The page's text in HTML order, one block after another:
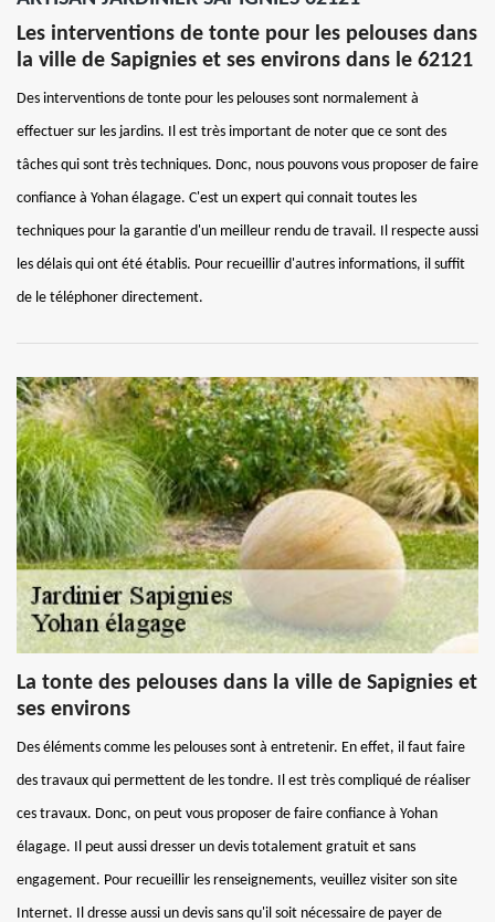
Les interventions de tonte pour les pelouses dans
la ville de Sapignies et ses environs dans le 62121
Des interventions de tonte pour les pelouses sont normalement à
effectuer sur les jardins. Il est très important de noter que ce sont des
tâches qui sont très techniques. Donc, nous pouvons vous proposer de faire
confiance à Yohan élagage. C'est un expert qui connait toutes les
techniques pour la garantie d'un meilleur rendu de travail. Il respecte aussi
les délais qui ont été établis. Pour recueillir d'autres informations, il suffit
de le téléphoner directement.
La tonte des pelouses dans la ville de Sapignies et
ses environs
Des éléments comme les pelouses sont à entretenir. En effet, il faut faire
des travaux qui permettent de les tondre. Il est très compliqué de réaliser
ces travaux. Donc, on peut vous proposer de faire confiance à Yohan
élagage. Il peut aussi dresser un devis totalement gratuit et sans
engagement. Pour recueillir les renseignements, veuillez visiter son site
Internet. Il dresse aussi un devis sans qu'il soit nécessaire de payer de